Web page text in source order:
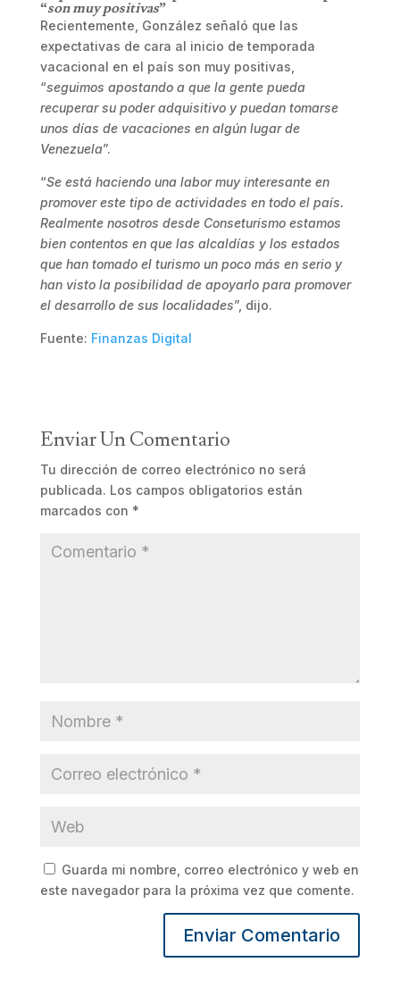
“son muy positivas”
Recientemente, González señaló que las
expectativas de cara al inicio de temporada
vacacional en el país son muy positivas,
“seguimos apostando a que la gente pueda
recuperar su poder adquisitivo y puedan tomarse
unos días de vacaciones en algún lugar de
Venezuela”.
“Se está haciendo una labor muy interesante en
promover este tipo de actividades en todo el país.
Realmente nosotros desde Conseturismo estamos
bien contentos en que las alcaldías y los estados
que han tomado el turismo un poco más en serio y
han visto la posibilidad de apoyarlo para promover
el desarrollo de sus localidades”, dijo.
Fuente: Finanzas Digital
Enviar Un Comentario
Tu dirección de correo electrónico no será
publicada. Los campos obligatorios están
marcados con *
Guarda mi nombre, correo electrónico y web en
este navegador para la próxima vez que comente.